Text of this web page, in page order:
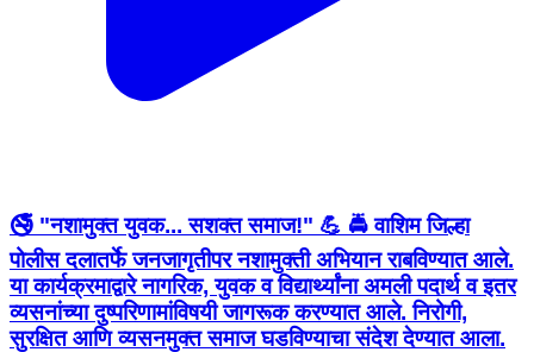
🚭 "नशामुक्त युवक... सशक्त समाज!" 💪 🚔 वाशिम जिल्हा
पोलीस दलातर्फे जनजागृतीपर नशामुक्ती अभियान राबविण्यात आले.
या कार्यक्रमाद्वारे नागरिक, युवक व विद्यार्थ्यांना अमली पदार्थ व इतर
व्यसनांच्या दुष्परिणामांविषयी जागरूक करण्यात आले. निरोगी,
सुरक्षित आणि व्यसनमुक्त समाज घडविण्याचा संदेश देण्यात आला.